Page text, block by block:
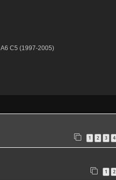
A6 C5 (1997-2005)
1 2 3 4
1 2